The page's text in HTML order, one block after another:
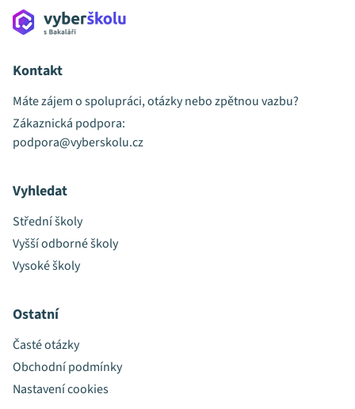
Kontakt
Máte zájem o spolupráci, otázky nebo zpětnou vazbu?
Zákaznická podpora:
podpora@vyberskolu.cz
Vyhledat
Střední školy
Vyšší odborné školy
Vysoké školy
Ostatní
Časté otázky
Obchodní podmínky
Nastavení cookies